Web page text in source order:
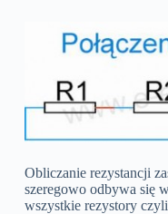
Obliczanie rezystancji
szeregowo odbywa się
wszystkie rezystory